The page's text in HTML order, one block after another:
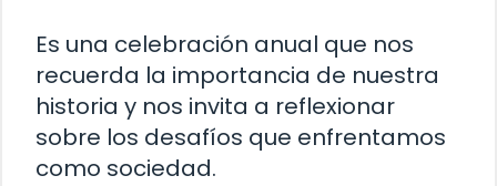
Es una celebración anual que nos
recuerda la importancia de nuestra
historia y nos invita a reflexionar
sobre los desafíos que enfrentamos
como sociedad.